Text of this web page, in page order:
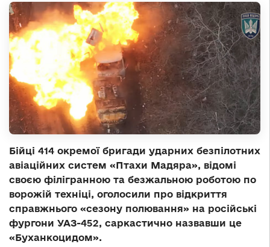
Бійці 414 окремої бригади ударних безпілотних
авіаційних систем «Птахи Мадяра», відомі
своєю філігранною та безжальною роботою по
ворожій техніці, оголосили про відкриття
справжнього «сезону полювання» на російські
фургони УАЗ-452, саркастично назвавши це
«Буханкоцидом».